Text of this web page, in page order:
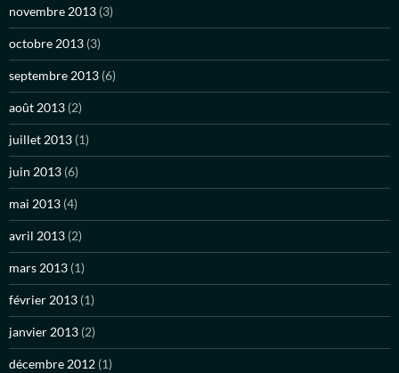
novembre 2013 (3)
octobre 2013 (3)
septembre 2013 (6)
août 2013 (2)
juillet 2013 (1)
juin 2013 (6)
mai 2013 (4)
avril 2013 (2)
mars 2013 (1)
février 2013 (1)
janvier 2013 (2)
décembre 2012 (1)